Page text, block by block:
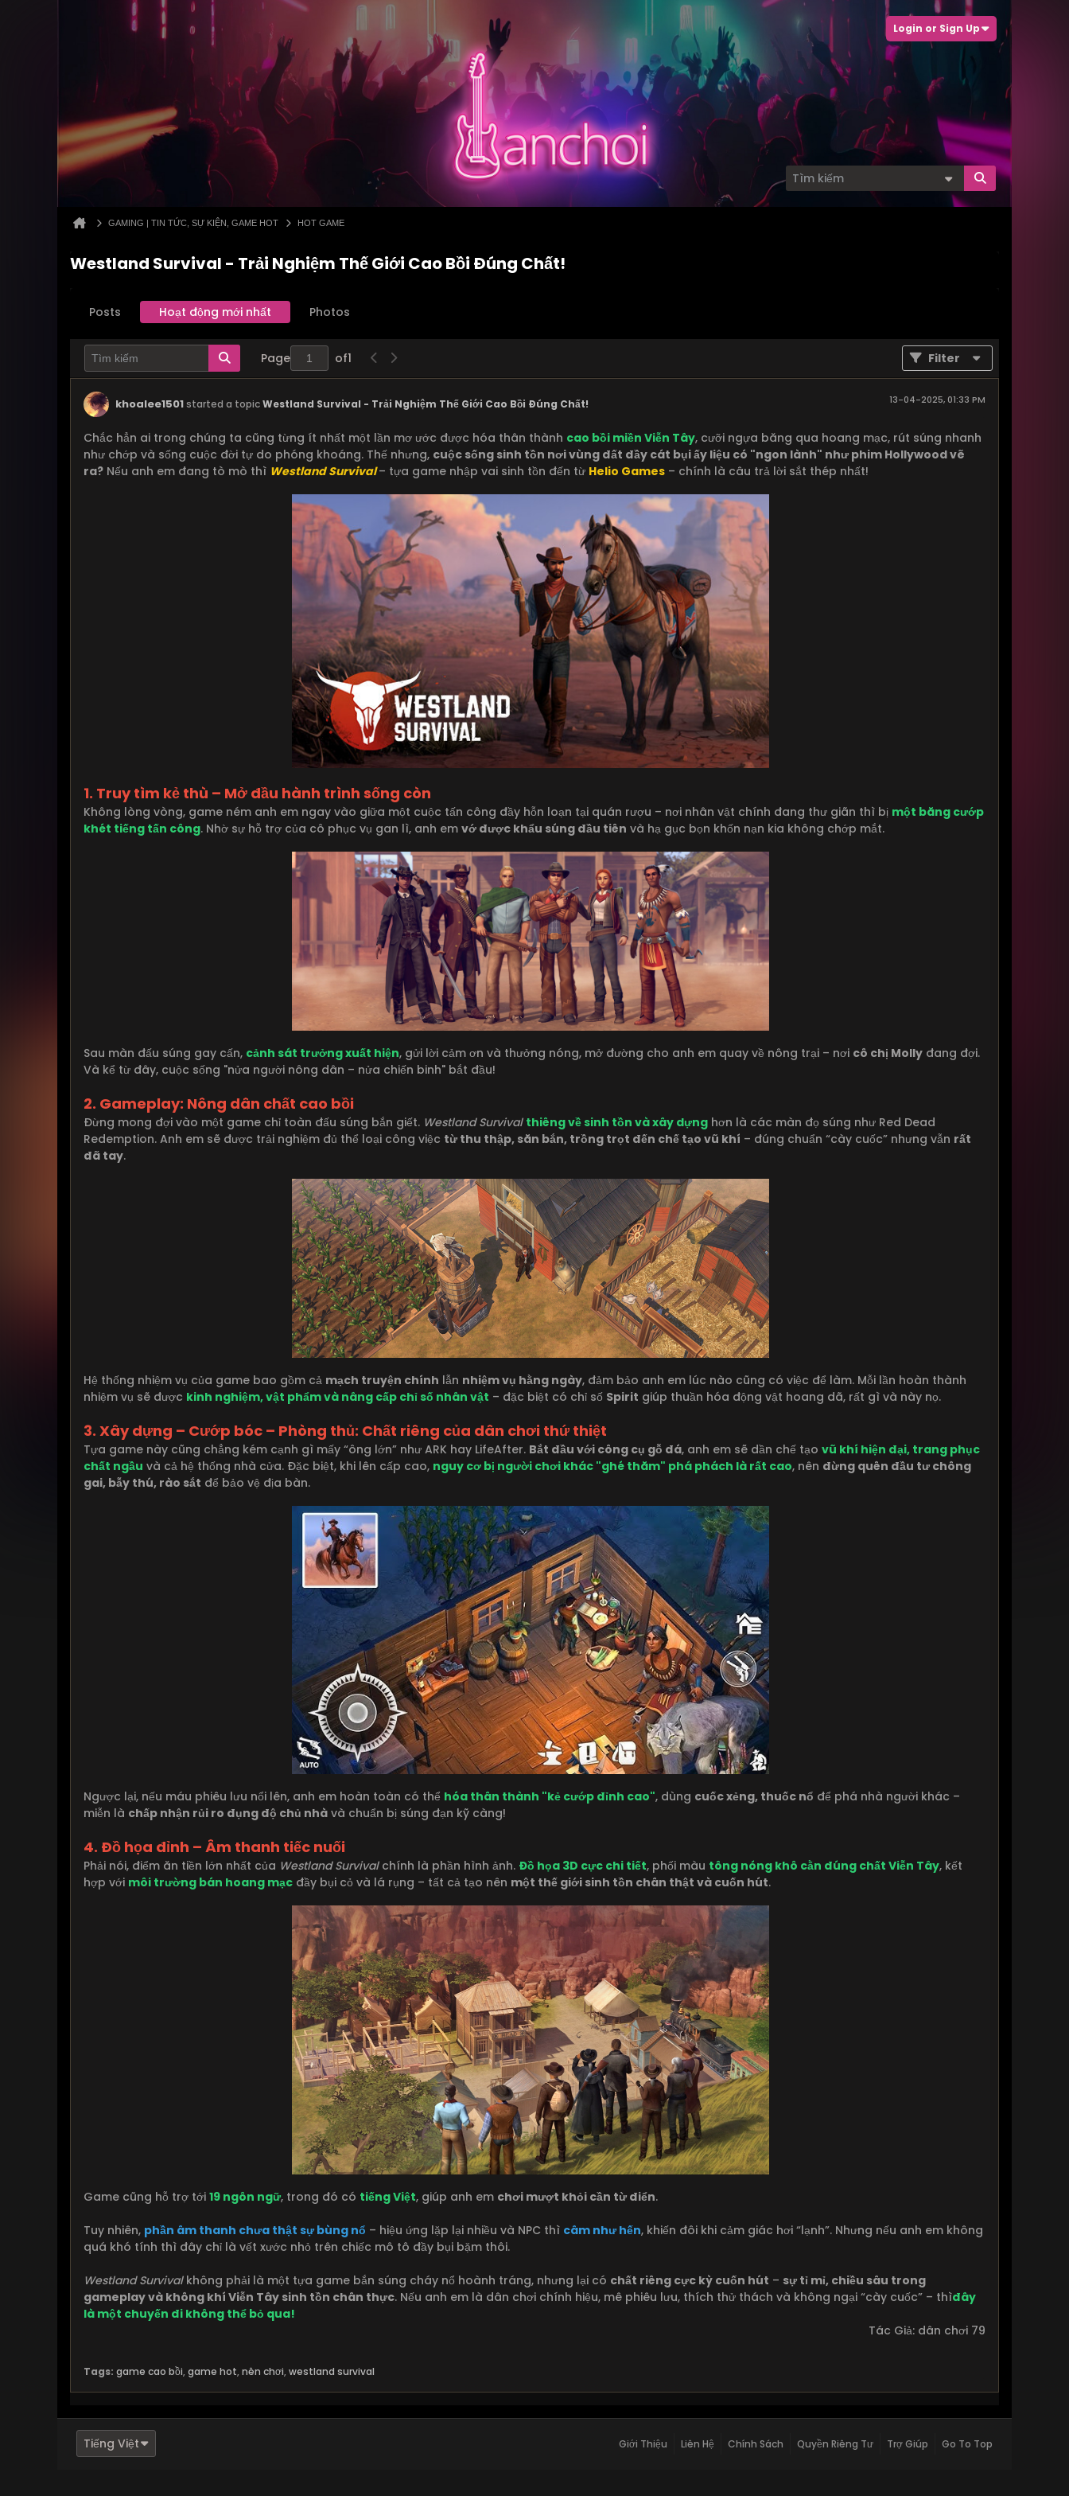
Login or Sign Up
GAMING | TIN TỨC, SỰ KIỆN, GAME HOT HOT GAME
Westland Survival - Trải Nghiệm Thế Giới Cao Bồi Đúng Chất!
Posts Hoạt động mới nhất Photos
Page of1 Filter
khoalee1501 started a topicWestland Survival - Trải Nghiệm Thế Giới Cao Bồi Đúng Chất! 13-04-2025, 01:33 PM
Chắc hẳn ai trong chúng ta cũng từng ít nhất một lần mơ ước được hóa thân thành cao bồi miền Viễn Tây, cưỡi ngựa băng qua hoang mạc, rút súng nhanh
như chớp và sống cuộc đời tự do phóng khoáng. Thế nhưng, cuộc sống sinh tồn nơi vùng đất đầy cát bụi ấy liệu có "ngon lành" như phim Hollywood vẽ
ra? Nếu anh em đang tò mò thì Westland Survival – tựa game nhập vai sinh tồn đến từ Helio Games – chính là câu trả lời sắt thép nhất!
1. Truy tìm kẻ thù – Mở đầu hành trình sống còn
Không lòng vòng, game ném anh em ngay vào giữa một cuộc tấn công đầy hỗn loạn tại quán rượu – nơi nhân vật chính đang thư giãn thì bị một băng cướp
khét tiếng tấn công. Nhờ sự hỗ trợ của cô phục vụ gan lì, anh em vớ được khẩu súng đầu tiên và hạ gục bọn khốn nạn kia không chớp mắt.
Sau màn đấu súng gay cấn, cảnh sát trưởng xuất hiện, gửi lời cảm ơn và thưởng nóng, mở đường cho anh em quay về nông trại – nơi cô chị Molly đang đợi.
Và kể từ đây, cuộc sống "nửa người nông dân – nửa chiến binh" bắt đầu!
2. Gameplay: Nông dân chất cao bồi
Đừng mong đợi vào một game chỉ toàn đấu súng bắn giết. Westland Survival thiêng về sinh tồn và xây dựng hơn là các màn đọ súng như Red Dead
Redemption. Anh em sẽ được trải nghiệm đủ thể loại công việc từ thu thập, săn bắn, trồng trọt đến chế tạo vũ khí – đúng chuẩn “cày cuốc” nhưng vẫn rất
đã tay.
Hệ thống nhiệm vụ của game bao gồm cả mạch truyện chính lẫn nhiệm vụ hằng ngày, đảm bảo anh em lúc nào cũng có việc để làm. Mỗi lần hoàn thành
nhiệm vụ sẽ được kinh nghiệm, vật phẩm và nâng cấp chỉ số nhân vật – đặc biệt có chỉ số Spirit giúp thuần hóa động vật hoang dã, rất gì và này nọ.
3. Xây dựng – Cướp bóc – Phòng thủ: Chất riêng của dân chơi thứ thiệt
Tựa game này cũng chẳng kém cạnh gì mấy “ông lớn” như ARK hay LifeAfter. Bắt đầu với công cụ gỗ đá, anh em sẽ dần chế tạo vũ khí hiện đại, trang phục
chất ngầu và cả hệ thống nhà cửa. Đặc biệt, khi lên cấp cao, nguy cơ bị người chơi khác "ghé thăm" phá phách là rất cao, nên đừng quên đầu tư chông
gai, bẫy thú, rào sắt để bảo vệ địa bàn.
Ngược lại, nếu máu phiêu lưu nổi lên, anh em hoàn toàn có thể hóa thân thành "kẻ cướp đỉnh cao", dùng cuốc xẻng, thuốc nổ để phá nhà người khác –
miễn là chấp nhận rủi ro đụng độ chủ nhà và chuẩn bị súng đạn kỹ càng!
4. Đồ họa đỉnh – Âm thanh tiếc nuối
Phải nói, điểm ăn tiền lớn nhất của Westland Survivalchính là phần hình ảnh. Đồ họa 3D cực chi tiết, phối màu tông nóng khô cằn đúng chất Viễn Tây, kết
hợp với môi trường bán hoang mạc đầy bụi cỏ và lá rụng – tất cả tạo nên một thế giới sinh tồn chân thật và cuốn hút.
Game cũng hỗ trợ tới 19 ngôn ngữ, trong đó có tiếng Việt, giúp anh em chơi mượt khỏi cần từ điển.
Tuy nhiên, phần âm thanh chưa thật sự bùng nổ – hiệu ứng lặp lại nhiều và NPC thì câm như hến, khiến đôi khi cảm giác hơi “lạnh”. Nhưng nếu anh em không
quá khó tính thì đây chỉ là vết xước nhỏ trên chiếc mô tô đầy bụi bặm thôi.
Westland Survivalkhông phải là một tựa game bắn súng cháy nổ hoành tráng, nhưng lại có chất riêng cực kỳ cuốn hút – sự tỉ mỉ, chiều sâu trong
gameplay và không khí Viễn Tây sinh tồn chân thực. Nếu anh em là dân chơi chính hiệu, mê phiêu lưu, thích thử thách và không ngại “cày cuốc” – thìđây
là một chuyến đi không thể bỏ qua!
Tác Giả: dân chơi 79
Tags: game cao bồi, game hot, nên chơi, westland survival
Tiếng Việt Giới Thiệu Liên Hệ Chính Sách Quyền Riêng Tư Trợ Giúp Go To Top